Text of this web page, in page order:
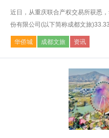
近日，从重庆联合产权交易所获悉
份有限公司(以下简称成都文旅
华侨城 成都文旅 资讯